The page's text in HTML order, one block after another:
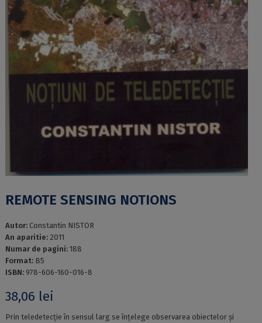
REMOTE SENSING NOTIONS
Autor: Constantin NISTOR
An aparitie: 2011
Numar de pagini: 188
Format: B5
ISBN: 978-606-160-016-8
38,06 lei
Prin teledetecție în sensul larg se înțelege observarea obiectelor și